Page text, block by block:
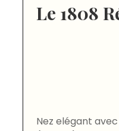
Le 1808
Nez elégant